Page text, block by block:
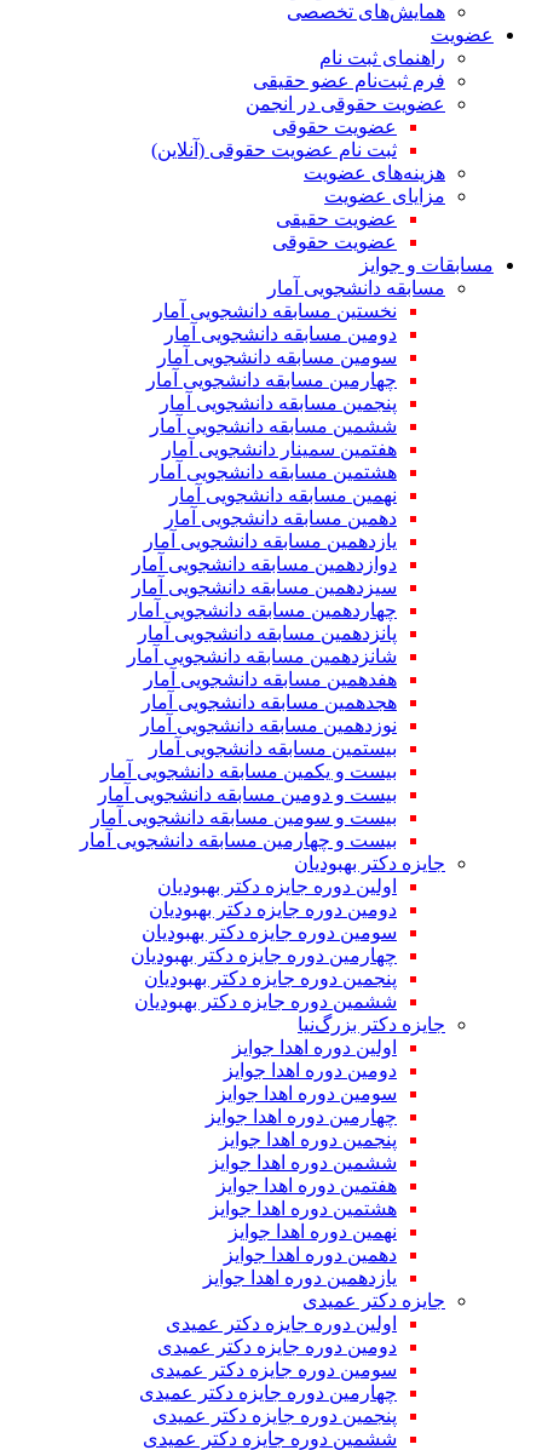
همایش‌های تخصصی
عضویت
راهنمای ثبت نام
فرم ثبت‌نام عضو حقیقی
عضویت حقوقی در انجمن
عضویت حقوقی
ثبت نام عضویت حقوقی (آنلاین)
هزینه‌های عضویت
مزایای عضویت
عضویت حقیقی
عضویت حقوقی
مسابقات و جوایز
مسابقه دانشجویی آمار
نخستین مسابقه دانشجویی آمار
دومین مسابقه دانشجویی آمار
سومین مسابقه دانشجویی آمار
چهارمین مسابقه دانشجویی آمار
پنجمین مسابقه دانشجویی آمار
ششمین مسابقه دانشجویی آمار
هفتمین سمینار دانشجویی آمار
هشتمین مسابقه دانشجویی آمار
نهمین مسابقه دانشجویی آمار
دهمین مسابقه دانشجویی آمار
یازدهمین مسابقه دانشجویی آمار
دوازدهمین مسابقه دانشجویی آمار
سیزدهمین مسابقه دانشجویی آمار
چهاردهمین مسابقه دانشجویی آمار
پانزدهمین مسابقه دانشجویی آمار
شانزدهمین مسابقه دانشجویی آمار
هفدهمین مسابقه دانشجویی آمار
هجدهمین مسابقه دانشجویی آمار
نوزدهمین مسابقه دانشجویی آمار
بیستمین مسابقه دانشجویی آمار
بیست و یکمین مسابقه دانشجویی آمار
بیست و دومین مسابقه دانشجویی آمار
بیست و سومین مسابقه دانشجویی آمار
بیست و چهارمین مسابقه دانشجویی آمار
جایزه دکتر بهبودیان
اولین دوره جایزه دکتر بهبودیان
دومین دوره جایزه دکتر بهبودیان
سومین دوره جایزه دکتر بهبودیان
چهارمین دوره جایزه دکتر بهبودیان
پنجمین دوره جایزه دکتر بهبودیان
ششمین دوره جایزه دکتر بهبودیان
جایزه دکتر بزرگ‌نیا
اولین دوره اهدا جوایز
دومین دوره اهدا جوایز
سومین دوره اهدا جوایز
چهارمین دوره اهدا جوایز
پنجمین دوره اهدا جوایز
ششمین دوره اهدا جوایز
هفتمین دوره اهدا جوایز
هشتمین دوره اهدا جوایز
نهمین دوره اهدا جوایز
دهمین دوره اهدا جوایز
یازدهمین دوره اهدا جوایز
جایزه دکتر عمیدی
اولین دوره جایزه دکتر عمیدی
دومین دوره جایزه دکتر عمیدی
سومین دوره جایزه دکتر عمیدی
چهارمین دوره جایزه دکتر عمیدی
پنجمین دوره جایزه دکتر عمیدی
ششمین دوره جایزه دکتر عمیدی